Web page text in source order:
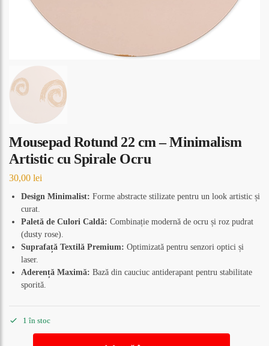
Mousepad Rotund 22 cm – Minimalism
Artistic cu Spirale Ocru
30,00 lei
Design Minimalist: Forme abstracte stilizate pentru un look artistic și
curat.
Paletă de Culori Caldă: Combinație modernă de ocru și roz pudrat
(dusty rose).
Suprafață Textilă Premium: Optimizată pentru senzori optici și
laser.
Aderență Maximă: Bază din cauciuc antiderapant pentru stabilitate
sporită.
1 în stoc